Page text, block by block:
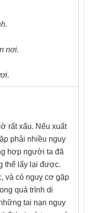
nơi.
rất xấu. Nếu xuất
phải nhiều nguy
hợp người ta đã
thể lấy lại được.
và có nguy cơ gặp
quá trình di
tai nạn nguy